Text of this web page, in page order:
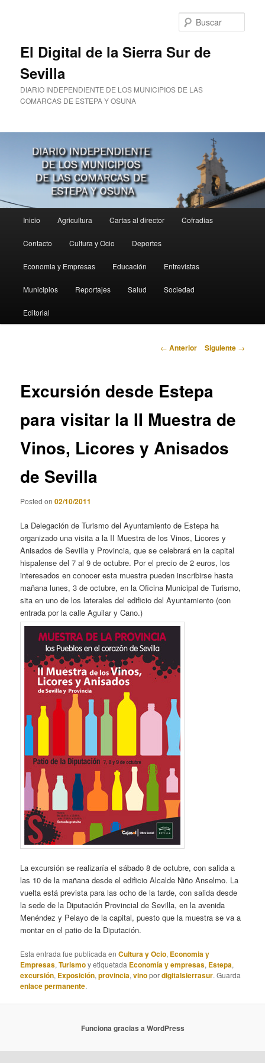
El Digital de la Sierra Sur de
Sevilla
DIARIO INDEPENDIENTE DE LOS MUNICIPIOS DE LAS
COMARCAS DE ESTEPA Y OSUNA
principal
Inicio Agricultura Cartas al director Cofradias
Contacto Cultura y Ocio Deportes
Economia y Empresas Educación Entrevistas
Municipios Reportajes Salud Sociedad
Editorial
Navegación
← Anterior Siguiente →
Excursión desde Estepa
para visitar la II Muestra de
Vinos, Licores y Anisados
de Sevilla
Posted on02/10/2011
La Delegación de Turismo del Ayuntamiento de Estepa ha
organizado una visita a la II Muestra de los Vinos, Licores y
Anisados de Sevilla y Provincia, que se celebrará en la capital
hispalense del 7 al 9 de octubre. Por el precio de 2 euros, los
interesados en conocer esta muestra pueden inscribirse hasta
mañana lunes, 3 de octubre, en la Oficina Municipal de Turismo,
sita en uno de los laterales del edificio del Ayuntamiento (con
entrada por la calle Aguilar y Cano.)
La excursión se realizaría el sábado 8 de octubre, con salida a
las 10 de la mañana desde el edificio Alcalde Niño Anselmo. La
vuelta está prevista para las ocho de la tarde, con salida desde
la sede de la Diputación Provincial de Sevilla, en la avenida
Menéndez y Pelayo de la capital, puesto que la muestra se va a
montar en el patio de la Diputación.
Esta entrada fue publicada enCultura y Ocio, Economia y
Empresas,Turismoy etiquetada Economía y empresas, Estepa,
excursión, Exposición,provincia,vinopordigitalsierrasur. Guarda
enlace permanente.
Funciona gracias a WordPress